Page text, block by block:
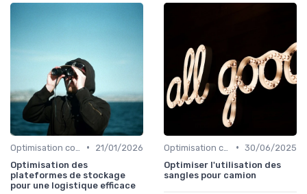
•
21/01/2026
Optimisation des
plateformes de stockage
pour une logistique efficace
• 30/06/2025
Optimiser l'utilisation des
sangles pour camion